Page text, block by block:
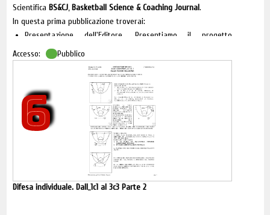
Scientifica BS&CJ,Basketball Science & Coaching Journal.
In questa prima pubblicazione troverai:
Presentazione dell'Editore. Presentiamo il progetto
Basketball Science & Coaching Journal.
Introduzione del Referente Comitato Tecnico Scientifico
BS&CJ, Nasce oggi uno spazio pensato per chi vive la
palestra ogni giorno.
Comitato Tecnico Scientifico. Presentazione dei membri del
comitato tecnico scientifico.
Linee guida per gli Autori. Come preparare e inviare un
contributo.
La teoria dell'armadiodi Gaetano Gebbia
Allenare nell'incertezza: le dinamiche adattive nella
pallacanestro giovanile,
di Paolo Maurizio Messina
Mai più uno contro zerodi Paolo Pierotti.
Match analysis e video analisi nel basket
6
Accesso: Pubblico
Difesa individuale. Dall_1c1 al 3c3 Parte 2